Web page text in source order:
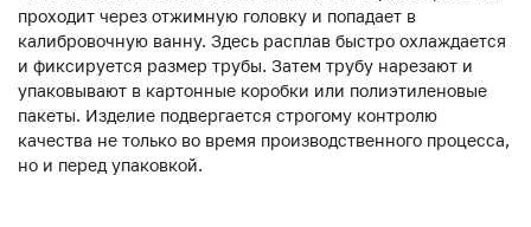
проходит через отжимную головку и попадает в
калибровочную ванну. Здесь расплав быстро охлаждается
и фиксируется размер трубы. Затем трубу нарезают и
упаковывают в картонные коробки или полиэтиленовые
пакеты. Изделие подвергается строгому контролю
качества не только во время производственного процесса,
но и перед упаковкой.